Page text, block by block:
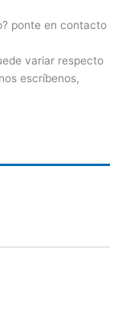
ponte en contacto
variar respecto
escríbenos,